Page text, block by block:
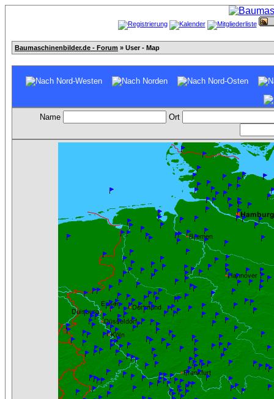
Baumaschinenbilder.de - Forum » User - Map
Name Ort